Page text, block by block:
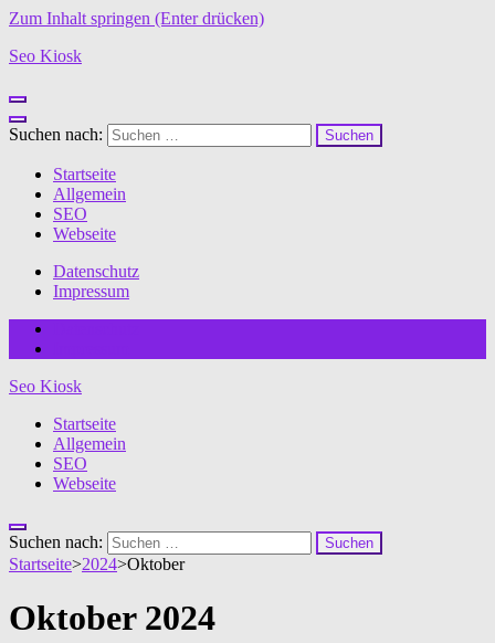
Zum Inhalt springen (Enter drücken)
Seo Kiosk
Suchen nach:
Startseite
Allgemein
SEO
Webseite
Datenschutz
Impressum
Seo Kiosk
Startseite
Allgemein
SEO
Webseite
Suchen nach:
Startseite>2024>Oktober
Oktober 2024